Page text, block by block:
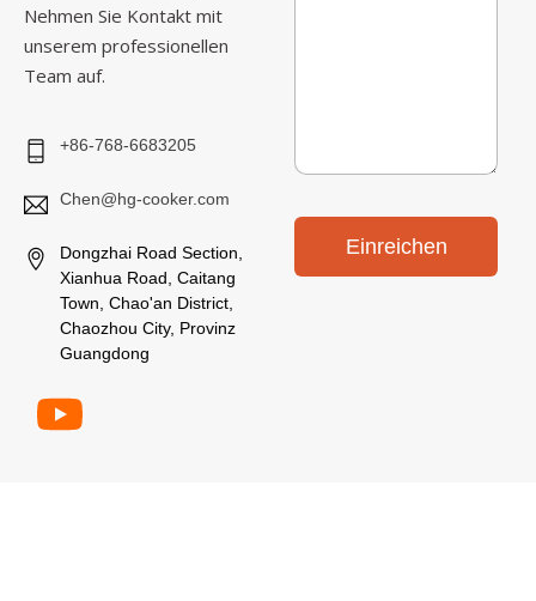
Nehmen Sie Kontakt mit
unserem professionellen
Team auf.
+86-768-6683205
Chen@hg-cooker.com
Dongzhai Road Section,
Xianhua Road, Caitang
Town, Chao'an District,
Chaozhou City, Provinz
Guangdong
Einreichen